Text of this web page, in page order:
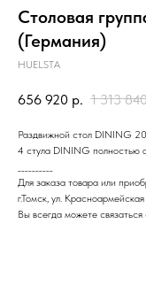
Столовая
(Германия)
HUELSTA
656 920 р. 1 313
Раздвижной стол DINING
4 стула DINING полностью
Для заказа товара или
г.Томск, ул.
Вы всегда можете